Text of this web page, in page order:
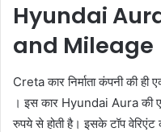
Hyundai
and Mileage
Creta कार निर्माता कंपनी की
। इस कार Hyundai Aura
रुपये से होती है। इसके टॉप